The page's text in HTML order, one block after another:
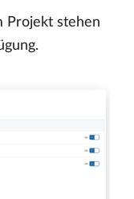
Projekt stehen